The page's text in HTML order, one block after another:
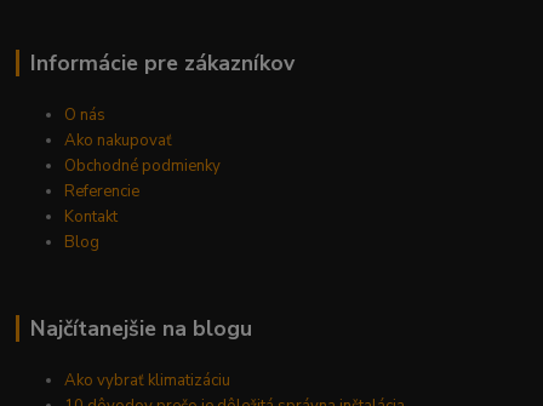
Informácie pre zákazníkov
O nás
Ako nakupovať
Obchodné podmienky
Referencie
Kontakt
Blog
Najčítanejšie na blogu
Ako vybrať klimatizáciu